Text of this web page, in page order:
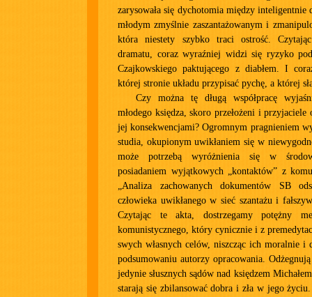
zarysowała się dychotomia między inteligentnie
młodym zmyślnie zaszantażowanym i
która niestety szybko traci ostrość.
dramatu, coraz wyraźniej widzi się ryzyko
Czajkowskiego paktującego z diabłem. I
której stronie układu przypisać pychę, a której
Czy można tę długą współpracę
młodego księdza, skoro przełożeni i przyjaciele
jej konsekwencjami? Ogromnym pragnieniem
studia, okupionym uwikłaniem się w
może potrzebą wyróżnienia się w
posiadaniem wyjątkowych „kontaktów” z
„Analiza zachowanych dokumentów SB
człowieka uwikłanego w sieć szantażu i
Czytając te akta, dostrzegamy potężny
komunistycznego, który cynicznie i z
swych własnych celów, niszcząc ich moralnie i
podsumowaniu autorzy opracowania.
jedynie słusznych sądów nad księdzem
starają się zbilansować dobra i zła w jego